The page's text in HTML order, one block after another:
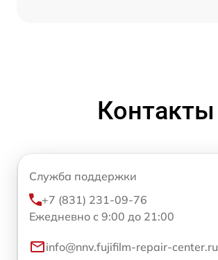
Контакты
Служба поддержки
+7 (831) 231-09-76
Ежедневно с 9:00 до 21:00
info@nnv.fujifilm-repair-center.ru